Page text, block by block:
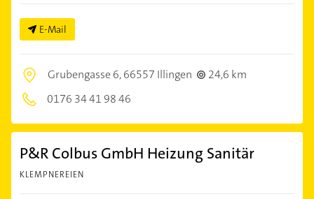
E-Mail
Grubengasse 6,66557 Illingen
24,6 km
0176 34 41 98 46
P&R Colbus GmbH Heizung Sanitär
KLEMPNEREIEN